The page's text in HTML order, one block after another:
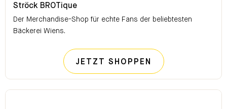
Ströck BROTique
Der Merchandise-Shop für echte Fans der beliebtesten
Bäckerei Wiens.
JETZT SHOPPEN STRÖCK